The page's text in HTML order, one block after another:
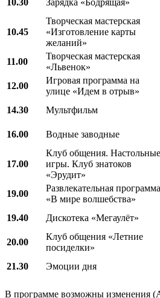
10.45
Творческая мастерская
«Изготовление карты
желаний»
11.00
Творческая мастерская
«Львенок»
12.00
Игровая программа на
улице «Идем в отрыв»
14.30
Мультфильм
16.00
Водные заводные
17.00
Клуб общения. Настольные
игры. Клуб знатоков
«Эрудит»
19.00
Развлекательная программа
«В мире волшебства»
19.40
Дискотека «Мегаулёт»
20.00
Клуб общения «Летние
посиделки»
21.30
Эмоции дня
В программе возможны изменения